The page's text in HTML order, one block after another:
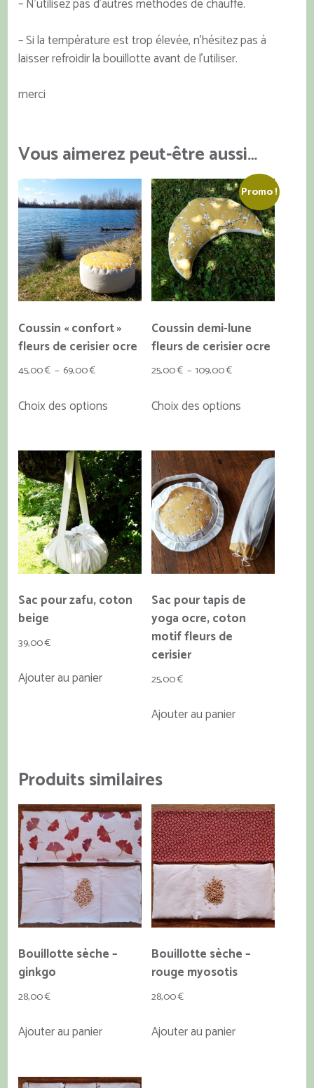
– N’utilisez pas d’autres méthodes de chauffe.
– Si la température est trop élevée, n’hésitez pas à
laisser refroidir la bouillotte avant de l’utiliser.
merci
Vous aimerez peut-être aussi…
Coussin « confort »
fleurs de cerisier ocre
45,00€ – 69,00€Plage
prix :
69,00 €
Choix des options
plusieurs
variations.
Les
options
peuvent
être
choisies
sur
la
Promo !
Coussin demi-lune
fleurs de cerisier ocre
25,00€ – 109,00€Plage
prix :
109,00 €
Choix des options
plusieurs
variations.
Les
options
peuvent
être
choisies
sur
la
page
Sac pour zafu, coton
beige
39,00€
Ajouter au panier
Sac pour tapis de
yoga ocre, coton
motif fleurs de
cerisier
25,00€
Ajouter au panier
Produits similaires
Bouillotte sèche –
ginkgo
28,00€
Ajouter au panier
Bouillotte sèche –
rouge myosotis
28,00€
Ajouter au panier